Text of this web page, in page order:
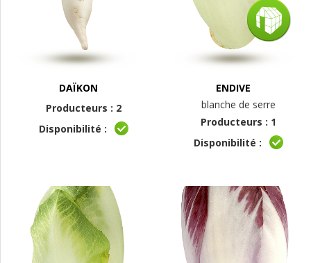
DAÏKON
Producteurs : 2
Disponibilité :
ENDIVE
blanche de serre
Producteurs : 1
Disponibilité :